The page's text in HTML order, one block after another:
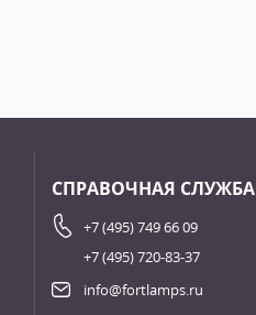
СПРАВОЧНАЯ СЛУЖБА
+7 (495) 749 66 09
+7 (495) 720-83-37
info@fortlamps.ru